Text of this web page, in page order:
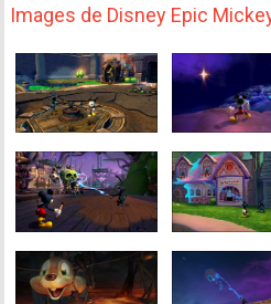
Images de Disney Epic